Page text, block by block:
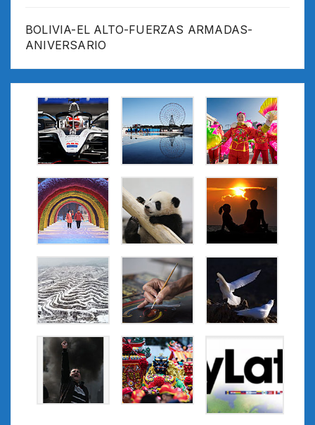
BOLIVIA-EL ALTO-FUERZAS ARMADAS-
ANIVERSARIO